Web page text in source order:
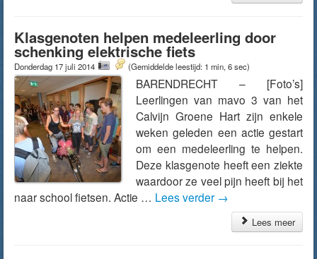
Klasgenoten helpen medeleerling door
schenking elektrische fiets
Donderdag 17 juli 2014 (Gemiddelde leestijd: 1 min, 6 sec)
BARENDRECHT – [Foto’s]
Leerlingen van mavo 3 van het
Calvijn Groene Hart zijn enkele
weken geleden een actie gestart
om een medeleerling te helpen.
Deze klasgenote heeft een ziekte
waardoor ze veel pijn heeft bij het
naar school fietsen. Actie … Lees verder →
Lees meer